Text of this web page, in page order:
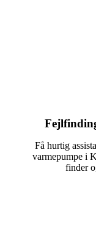
Få hurtig
varmepumpe i
finder